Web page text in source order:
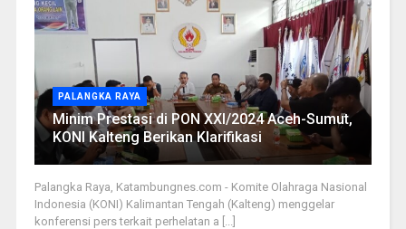
PALANGKA RAYA
Minim Prestasi di PON XXI/2024 Aceh-Sumut,
KONI Kalteng Berikan Klarifikasi
Palangka Raya, Katambungnes.com - Komite Olahraga Nasional
Indonesia (KONI) Kalimantan Tengah (Kalteng) menggelar
konferensi pers terkait perhelatan a [...]